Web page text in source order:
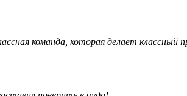
команда, которая делает классный